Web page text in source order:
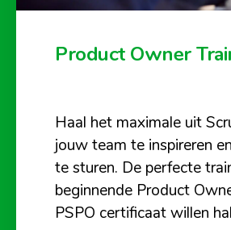
Product Owner
Haal het maximale uit
jouw team te inspireren
te sturen. De perfecte
beginnende Product
PSPO certificaat willen